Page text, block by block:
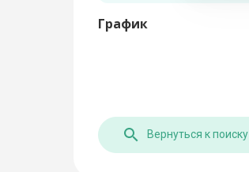
График
Вернуться к поиску